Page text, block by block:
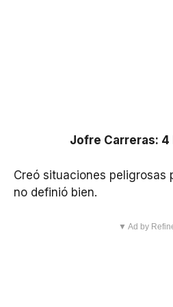
Jofre Carreras: 4
Creó situaciones peligrosas
no definió bien.
▼ Ad by